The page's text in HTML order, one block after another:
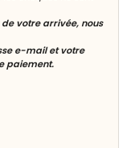
votre arrivée, nous
e-mail et votre
paiement.